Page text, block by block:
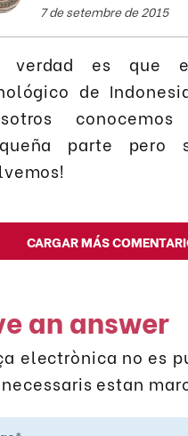
7 de setembre de 2015
verdad es que
de
parte pero
CARGAR MÁS
an answer
electrònica no es
estan